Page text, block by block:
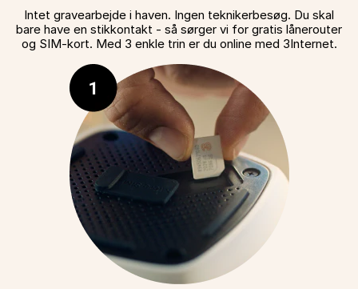
Intet gravearbejde i haven. Ingen teknikerbesøg. Du skal
bare have en stikkontakt - så sørger vi for gratis lånerouter
og SIM-kort. Med 3 enkle trin er du online med 3Internet.